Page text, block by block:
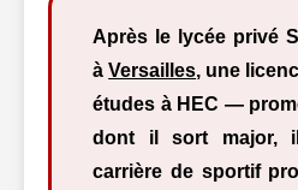
Après le lycée privé
àVersailles, une
études à HEC —
dont il sort major,
carrière de sportif